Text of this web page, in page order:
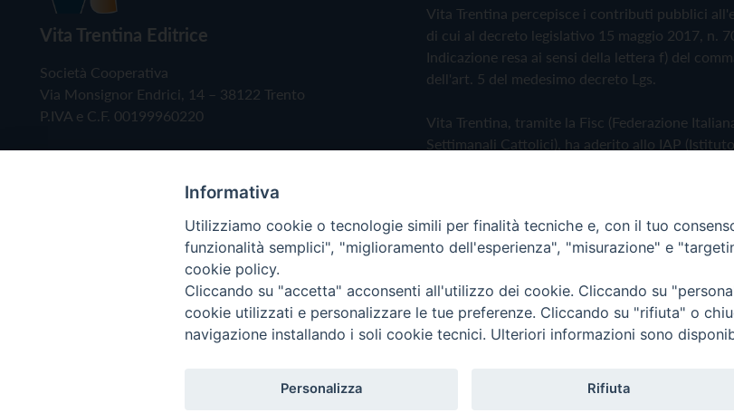
Vita Trentina Editrice
Società Cooperativa
Via Monsignor Endrici, 14 – 38122 Trento
P.IVA e C.F. 00199960220
Vita Trentina percepisce i contributi pubblici
di cui al decreto legislativo 15 maggio 2017, n.
Indicazione resa ai sensi della lettera f) del
dell'art. 5 del medesimo decreto Lgs.
Vita Trentina, tramite la Fisc (Federazione
Settimanali Cattolici), ha aderito allo IAP (Istituto
Privacy Policy Cookie Policy
Copyright © 2019 - Tutti i diritti riservati - Vita Trentina Editrice
Informativa
Utilizziamo cookie o tecnologie simili per finalità tecniche e, con il tuo
funzionalità semplici", "miglioramento dell'esperienza", "misurazione" e
cookie policy.
Cliccando su "accetta" acconsenti all'utilizzo dei cookie. Cliccando su
cookie utilizzati e personalizzare le tue preferenze. Cliccando su "rifiuta" o
navigazione installando i soli cookie tecnici. Ulteriori informazioni sono
Personalizza Rifiuta